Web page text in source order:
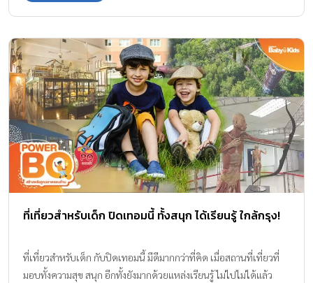
ที่เที่ยวสำหรับเด็ก ปิดเทอมนี้ ทั้งสนุก ได้เรียนรู้ ใกล้กรุง!
ที่เที่ยวสำหรับเด็ก กับปิดเทอมนี้ มีดีมากกว่าที่คิด เมื่อสถานที่เที่ยวที่
มอบทั้งความสุข สนุก อีกทั้งยังมากด้วยแหล่งเรียนรู้ ไม่ไปไม่ได้แล้ว